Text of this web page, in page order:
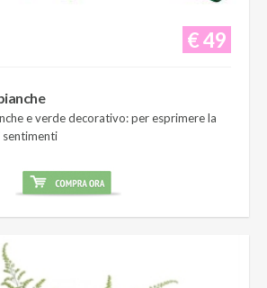
€ 49
e verde decorativo: per esprimere la